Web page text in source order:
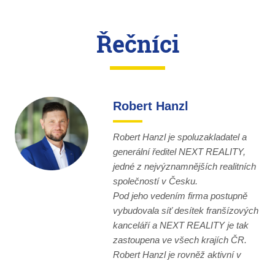
Řečníci
Robert Hanzl
Robert Hanzl je spoluzakladatel a
generální ředitel NEXT REALITY,
jedné z nejvýznamnějších realitních
společností v Česku.
Pod jeho vedením firma postupně
vybudovala síť desítek franšízových
kanceláří a NEXT REALITY je tak
zastoupena ve všech krajích ČR.
Robert Hanzl je rovněž aktivní v